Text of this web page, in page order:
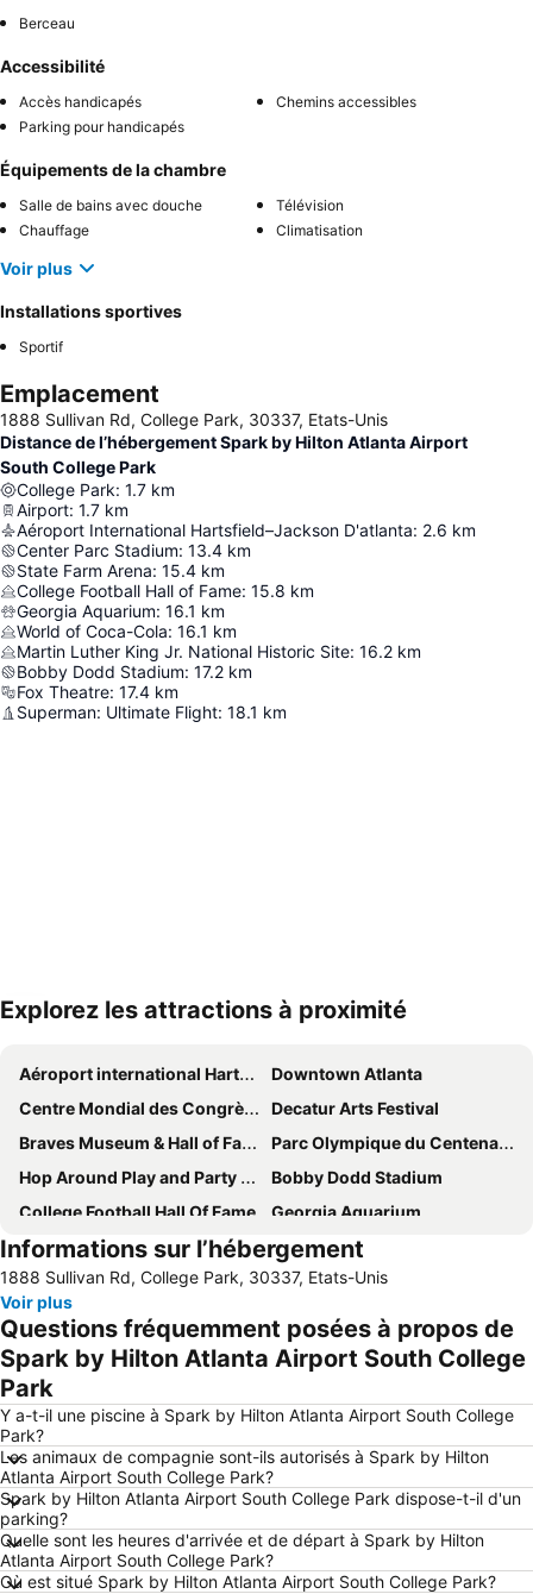
Berceau
Accessibilité
Accès handicapés
Chemins accessibles
Parking pour handicapés
Équipements de la chambre
Salle de bains avec douche
Télévision
Chauffage
Climatisation
Voir plus
Installations sportives
Sportif
Emplacement
1888 Sullivan Rd, College Park, 30337, Etats-Unis
Distance de l’hébergement Spark by Hilton Atlanta Airport
South College Park
College Park: 1.7 km
Airport: 1.7 km
Aéroport International Hartsfield–Jackson D'atlanta: 2.6 km
Center Parc Stadium: 13.4 km
State Farm Arena: 15.4 km
College Football Hall of Fame: 15.8 km
Georgia Aquarium: 16.1 km
World of Coca-Cola: 16.1 km
Martin Luther King Jr. National Historic Site: 16.2 km
Bobby Dodd Stadium: 17.2 km
Fox Theatre: 17.4 km
Superman: Ultimate Flight: 18.1 km
Explorez les attractions à proximité
Aéroport international Hartsfield-Jackson d'Atlanta
Downtown Atlanta
Centre Mondial des Congrès de Géorgie
Decatur Arts Festival
Braves Museum & Hall of FameTurner Field Tours
Parc Olympique du Centenaire
Hop Around Play and Party Center
Bobby Dodd Stadium
College Football Hall Of Fame
Georgia Aquarium
Fulton County Airport (Georgia)
Brookhaven Historic District
Peachtree Street
Bliss Alanta - Midtown
Lenox Square
Informations sur l’hébergement
1888 Sullivan Rd, College Park, 30337, Etats-Unis
Voir plus
Questions fréquemment posées à propos de
Spark by Hilton Atlanta Airport South College
Park
Y a-t-il une piscine à Spark by Hilton Atlanta Airport South College
Park?
Les animaux de compagnie sont-ils autorisés à Spark by Hilton
Atlanta Airport South College Park?
Spark by Hilton Atlanta Airport South College Park dispose-t-il d'un
parking?
Quelle sont les heures d'arrivée et de départ à Spark by Hilton
Atlanta Airport South College Park?
Où est situé Spark by Hilton Atlanta Airport South College Park?